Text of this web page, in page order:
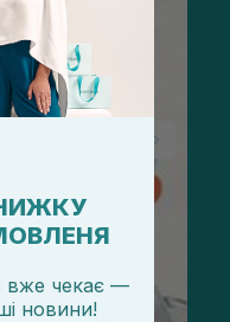
вже чекає —
новини!